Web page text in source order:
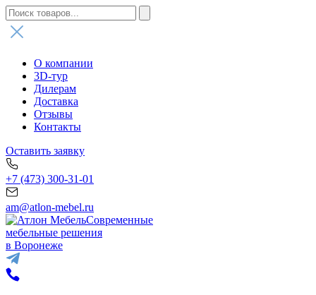
О компании
3D-тур
Дилерам
Доставка
Отзывы
Контакты
Оставить заявку
+7 (473) 300-31-01
am@atlon-mebel.ru
Современные
мебельные решения
в Воронеже